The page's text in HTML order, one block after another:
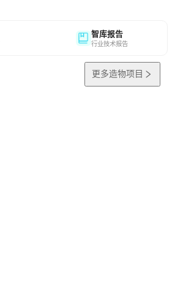
智库报告
行业技术报告
更多造物项目